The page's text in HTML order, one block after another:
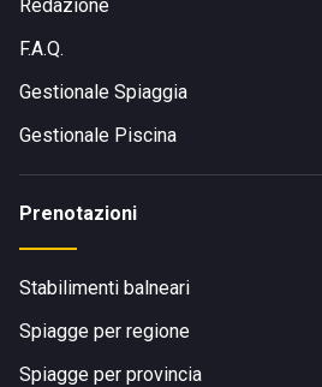
Redazione
F.A.Q.
Gestionale Spiaggia
Gestionale Piscina
Prenotazioni
Stabilimenti balneari
Spiagge per regione
Spiagge per provincia